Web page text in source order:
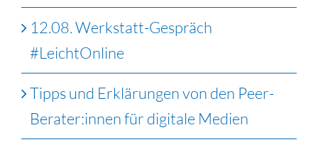
12.08. Werkstatt-Gespräch
#LeichtOnline
Tipps und Erklärungen von den Peer-
Berater:innen für digitale Medien